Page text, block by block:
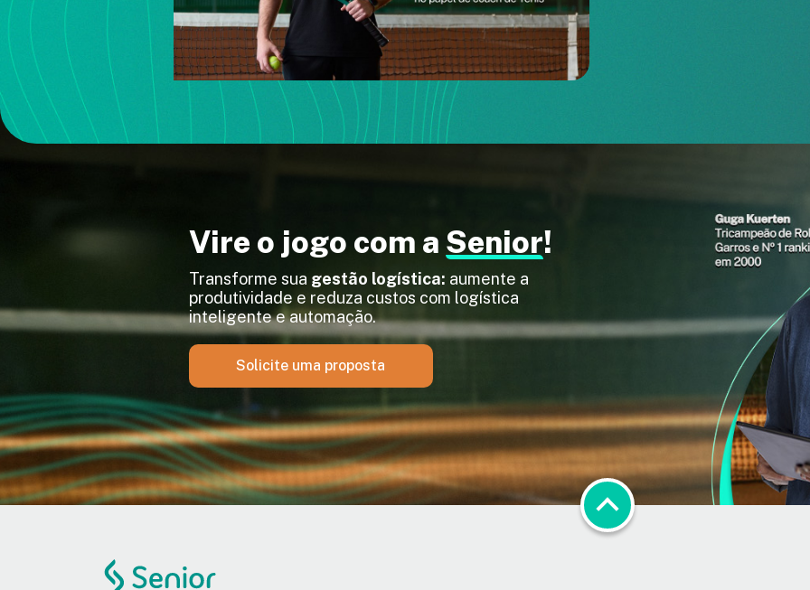
Vire o jogo com a Senior!
Transforme sua gestão logística: aumente a
produtividade e reduza custos com logística
inteligente e automação.
Solicite uma proposta